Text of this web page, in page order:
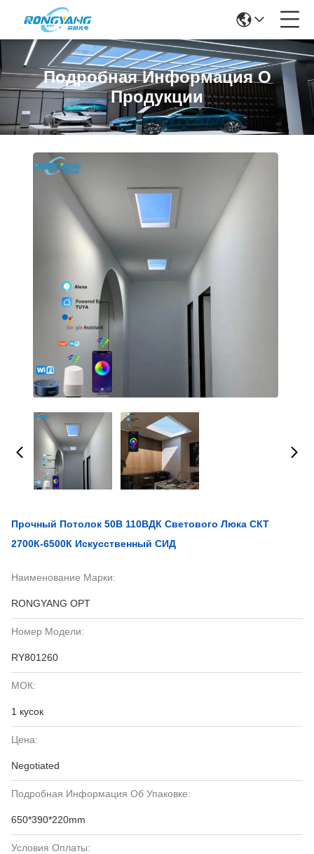
Подробная Информация О
Продукции
Прочный Потолок 50В 110ВДК Светового Люка СКТ
2700К-6500К Искусственный СИД
Наименование Марки:
RONGYANG OPT
Номер Модели:
RY801260
МОК:
1 кусок
Цена:
Negotiated
Подробная Информация Об Упаковке:
650*390*220mm
Условия Оплаты: